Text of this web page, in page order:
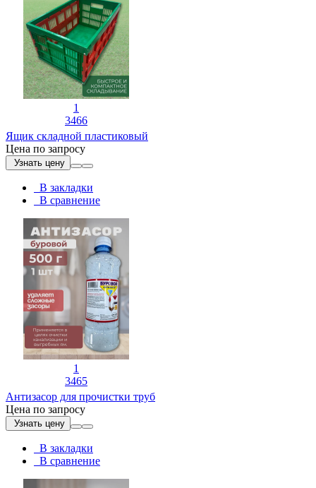
1
3466
Ящик складной пластиковый
Цена по запросу
Узнать цену
В закладки
В сравнение
1
3465
Антизасор для прочистки труб
Цена по запросу
Узнать цену
В закладки
В сравнение